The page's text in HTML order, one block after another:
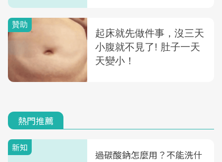
熱門推薦
新知
過碳酸鈉怎麼用？不能洗什